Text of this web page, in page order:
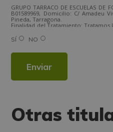
GRUPO TARRACO DE ESCUELAS DE
B01589969, Domicilio: C/ Amadeu
Pineda, Tarragona.
Finalidad del Tratamiento:
los productos ofrecidos y otros
interés.
Derechos: Puede ejercitar sus
Para más información consulte
SÍ NO
Otras